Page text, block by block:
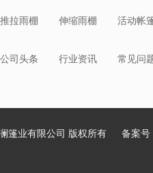
推拉雨棚 伸缩雨棚 活动帐
公司头条 行业资讯 常见问
篷业有限公司 版权所有 备案号